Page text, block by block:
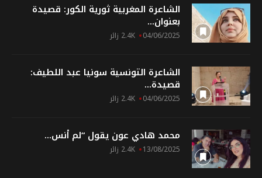
الشاعرة المغربية ثورية الكور: قصيدة
بعنوان...
04/06/2025 2.4K زائر
الشاعرة التونسية سونيا عبد اللطيف:
قصيدة...
04/06/2025 2.4K زائر
محمد هادي عون يقول “لم أنس...
13/08/2025 2.4K زائر